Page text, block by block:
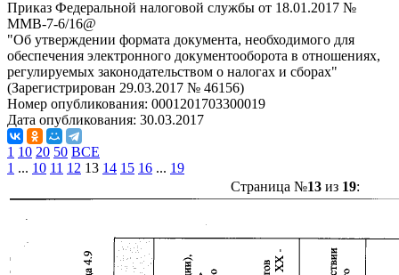
Приказ Федеральной налоговой службы от 18.01.2017 №
ММВ-7-6/16@
"Об утверждении формата документа, необходимого для
обеспечения электронного документооборота в отношениях,
регулируемых законодательством о налогах и сборах"
(Зарегистрирован 29.03.2017 № 46156)
Номер опубликования: 0001201703300019
Дата опубликования: 30.03.2017
1 10 20 50 ВСЕ
1 ... 10 11 12 13 14 15 16 ... 19
Страница №13из 19: